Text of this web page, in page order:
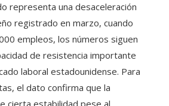
representa una desaceleración
registrado en marzo, cuando
empleos, los números siguen
de resistencia importante
laboral estadounidense. Para
el dato confirma que la
cierta estabilidad pese al